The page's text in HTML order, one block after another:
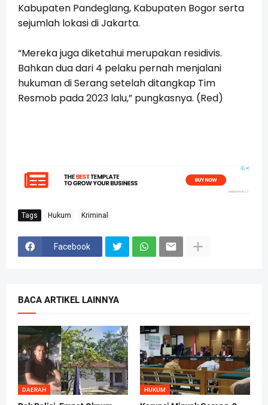
Kabupaten Pandeglang, Kabupaten Bogor serta
sejumlah lokasi di Jakarta.
“Mereka juga diketahui merupakan residivis.
Bahkan dua dari 4 pelaku pernah menjalani
hukuman di Serang setelah ditangkap Tim
Resmob pada 2023 lalu,” pungkasnya. (Red)
Tags Hukum Kriminal
Facebook
BACA ARTIKEL LAINNYA
DAERAH HUKUM